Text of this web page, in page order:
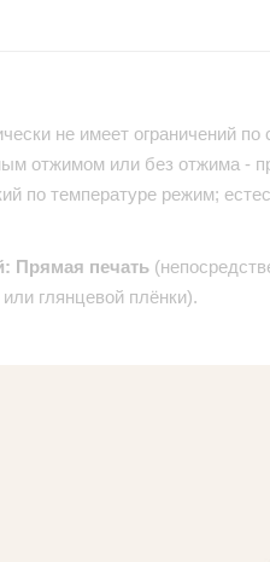
не имеет ограничений по
отжимом или без отжима -
по температуре режим;
Прямая печать
глянцевой плёнки).